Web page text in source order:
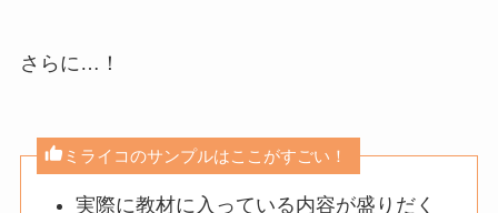
さらに…！
ミライコのサンプルはここがすごい！
実際に教材に入っている内容が盛りだく